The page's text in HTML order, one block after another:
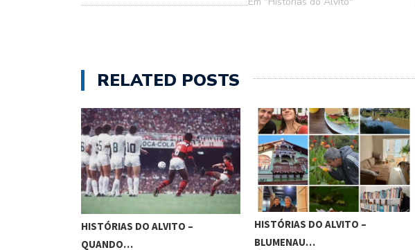
RELATED POSTS
HISTÓRIAS DO ALVITO –
QUANDO…
HISTÓRIAS DO ALVITO –
BLUMENAU…